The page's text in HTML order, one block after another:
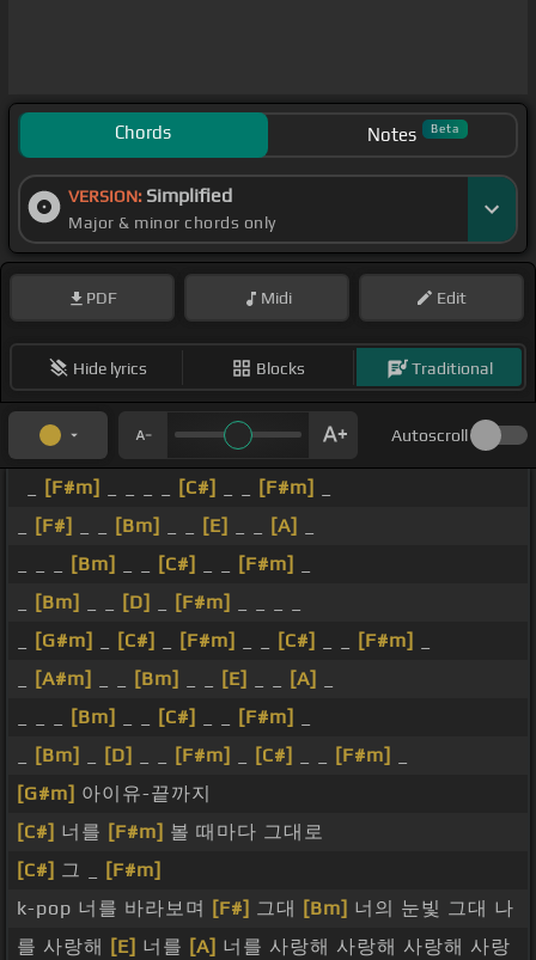
Chords Notes Beta
VERSION: Simplified
Major & minor chords only
PDF Midi Edit
Hide lyrics Blocks Traditional
Autoscroll
[F#m] [C#] [F#m]
[F#] [Bm] [E] [A]
[Bm] [C#] [F#m]
[Bm] [D] [F#m]
[G#m] [C#] [F#m] [C#] [F#m]
[A#m] [Bm] [E] [A]
[Bm] [C#] [F#m]
[Bm] [D] [F#m] [C#] [F#m]
[G#m] 아이유-끝까지
[C#] 너를 [F#m] 볼 때마다 그대로
[C#] 그 _
[F#m]
k-pop 너를 바라보며
[F#] 그대 [Bm] 너의 눈빛 그대 나
를 사랑해
[E] 너를 [A] 너를 사랑해 사랑해 사랑해 사랑